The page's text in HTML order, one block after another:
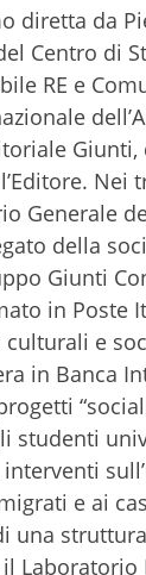
diretta da
Centro di
RE e
Giunti,
Nei
Generale
della
Giunti
in Poste
culturali e
in Banca
studenti
e ai
una
Laboratorio